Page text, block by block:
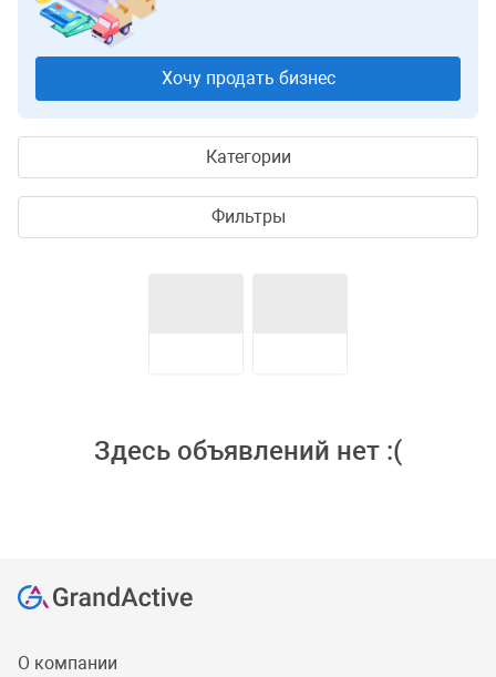
Хочу продать бизнес
Категории
Фильтры
Здесь объявлений нет :(
О компании